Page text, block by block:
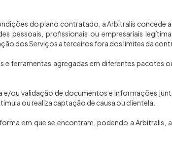
do plano contratado, a Arbitralis concede
pessoais, profissionais ou empresariais
dos Serviços a terceiros fora dos limites da
e ferramentas agregadas em diferentes
e/ou validação de documentos e informações
ou realiza captação de causa ou clientela.
em que se encontram, podendo a